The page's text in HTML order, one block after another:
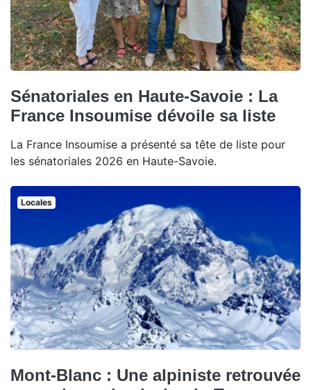
Sénatoriales en Haute-Savoie : La
France Insoumise dévoile sa liste
La France Insoumise a présenté sa tête de liste pour
les sénatoriales 2026 en Haute-Savoie.
Locales
Mont-Blanc : Une alpiniste retrouvée